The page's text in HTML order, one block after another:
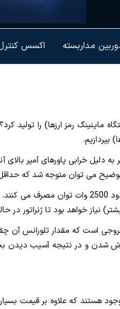
اکسس مداربسته
ماینینگ رمز ارزها) را
بپردازیم.
است که مقدار تلورانس آن
شدن و در نتیجه آسیب دیدن
هستند که علاوه بر قیمت بسیار